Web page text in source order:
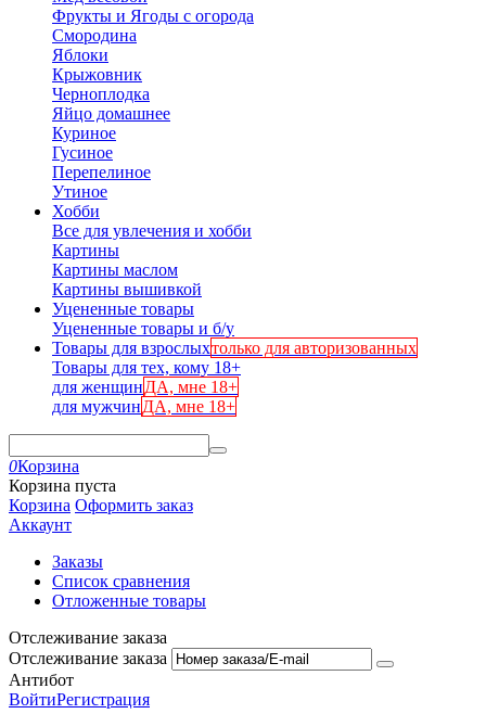
Фрукты и Ягоды с огорода
Смородина
Яблоки
Крыжовник
Черноплодка
Яйцо домашнее
Куриное
Гусиное
Перепелиное
Утиное
Хобби
Все для увлечения и хобби
Картины
Картины маслом
Картины вышивкой
Уцененные товары
Уцененные товары и б/у
Товары для взрослыхтолько для авторизованных
Товары для тех, кому 18+
для женщинДА, мне 18+
для мужчинДА, мне 18+
0Корзина
Корзина пуста
Корзина Оформить заказ
Аккаунт
Заказы
Список сравнения
Отложенные товары
Отслеживание заказа
Отслеживание заказа
Антибот
ВойтиРегистрация